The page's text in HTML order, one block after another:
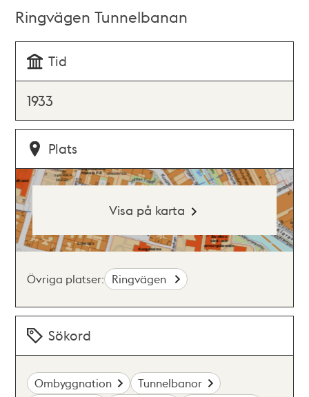
Ringvägen Tunnelbanan
Tid
1933
Plats
Visa på karta
Övriga platser: Ringvägen
Sökord
Ombyggnation
Tunnelbanor